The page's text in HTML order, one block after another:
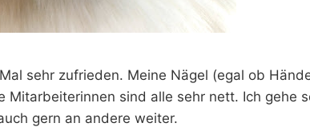
sehr zufrieden. Meine Nägel (egal ob
Mitarbeiterinnen sind alle sehr nett. Ich gehe
gern an andere weiter.